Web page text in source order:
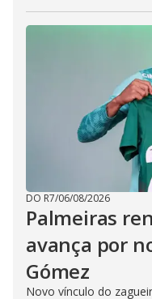
DO R7/06/08/2026
Palmeiras
avança por
Gómez
Novo vínculo do